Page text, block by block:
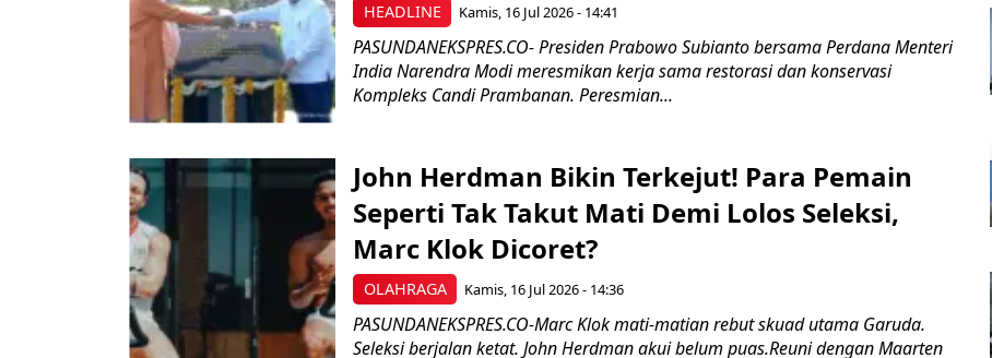
HEADLINE Kamis, 16 Jul 2026 - 14:41
PASUNDANEKSPRES.CO- Presiden Prabowo Subianto bersama Perdana Menteri
India Narendra Modi meresmikan kerja sama restorasi dan konservasi
Kompleks Candi Prambanan. Peresmian...
OLAHRAGA
John Herdman Bikin Terkejut! Para Pemain
Seperti Tak Takut Mati Demi Lolos Seleksi,
Marc Klok Dicoret?
Kamis, 16 Jul 2026 - 14:36
PASUNDANEKSPRES.CO-Marc Klok mati-matian rebut skuad utama Garuda.
Seleksi berjalan ketat. John Herdman akui belum puas.Reuni dengan Maarten